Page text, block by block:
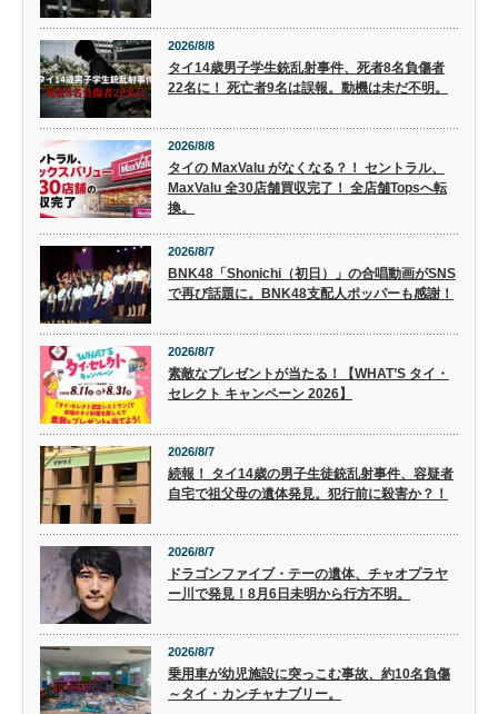
2026/8/8
タイ14歳男子学生銃乱射事件、死者8名負傷者
22名に！ 死亡者9名は誤報。動機は未だ不明。
2026/8/8
タイの MaxValu がなくなる？！ セントラル、
MaxValu 全30店舗買収完了！ 全店舗Topsへ転
換。
2026/8/7
BNK48「Shonichi（初日）」の合唱動画がSNS
で再び話題に。BNK48支配人ポッパーも感謝！
2026/8/7
素敵なプレゼントが当たる！【WHAT’S タイ・
セレクト キャンペーン 2026】
2026/8/7
続報！ タイ14歳の男子生徒銃乱射事件、容疑者
自宅で祖父母の遺体発見。犯行前に殺害か？！
2026/8/7
ドラゴンファイブ・テーの遺体、チャオプラヤ
ー川で発見！8月6日未明から行方不明。
2026/8/7
乗用車が幼児施設に突っこむ事故、約10名負傷
～タイ・カンチャナブリー。